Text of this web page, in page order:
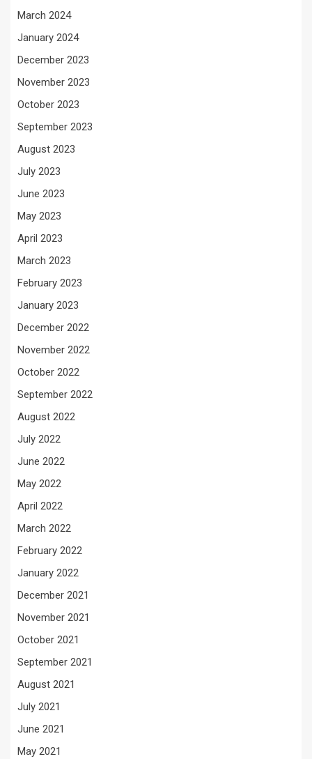
March 2024
January 2024
December 2023
November 2023
October 2023
September 2023
August 2023
July 2023
June 2023
May 2023
April 2023
March 2023
February 2023
January 2023
December 2022
November 2022
October 2022
September 2022
August 2022
July 2022
June 2022
May 2022
April 2022
March 2022
February 2022
January 2022
December 2021
November 2021
October 2021
September 2021
August 2021
July 2021
June 2021
May 2021